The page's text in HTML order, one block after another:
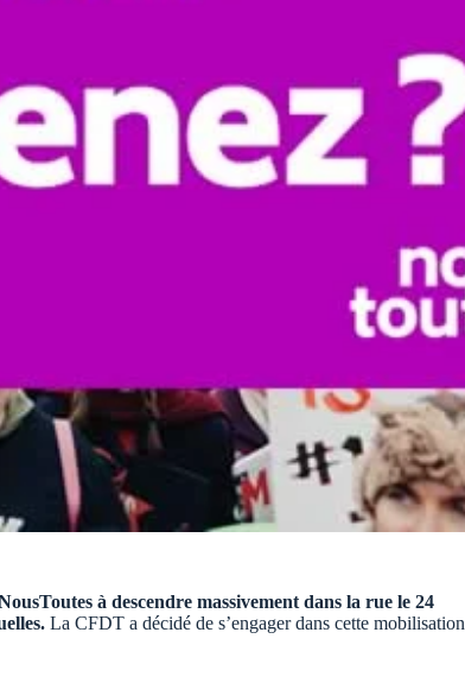
à descendre massivement dans la rue le 24
La CFDT a décidé de s’engager dans cette mobilisation